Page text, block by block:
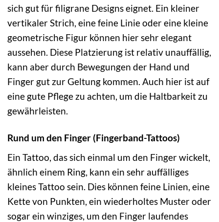
sich gut für filigrane Designs eignet. Ein kleiner
vertikaler Strich, eine feine Linie oder eine kleine
geometrische Figur können hier sehr elegant
aussehen. Diese Platzierung ist relativ unauffällig,
kann aber durch Bewegungen der Hand und
Finger gut zur Geltung kommen. Auch hier ist auf
eine gute Pflege zu achten, um die Haltbarkeit zu
gewährleisten.
Rund um den Finger (Fingerband-Tattoos)
Ein Tattoo, das sich einmal um den Finger wickelt,
ähnlich einem Ring, kann ein sehr auffälliges
kleines Tattoo sein. Dies können feine Linien, eine
Kette von Punkten, ein wiederholtes Muster oder
sogar ein winziges, um den Finger laufendes